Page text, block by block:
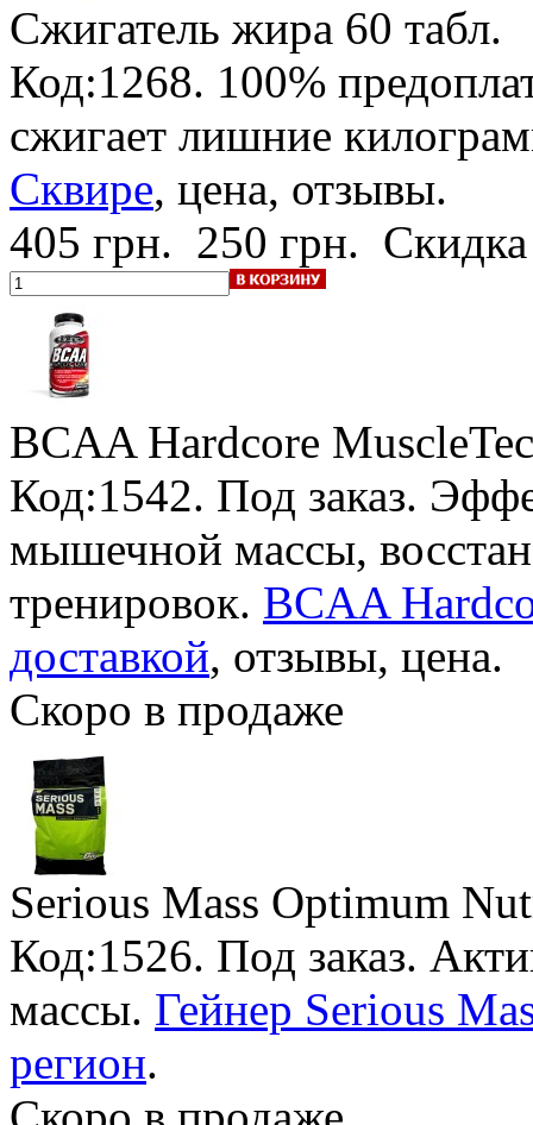
Сжигатель жира 60 табл.
Код:1268. 100%
сжигает лишние
Сквире, цена, отзывы.
405 грн. 250 грн.
BCAA Hardcore
Код:1542. Под заказ.
мышечной массы,
тренировок. BCAA
доставкой, отзывы, цена.
Скоро в продаже
Serious Mass Optimum
Код:1526. Под заказ.
массы. Гейнер Serious
регион.